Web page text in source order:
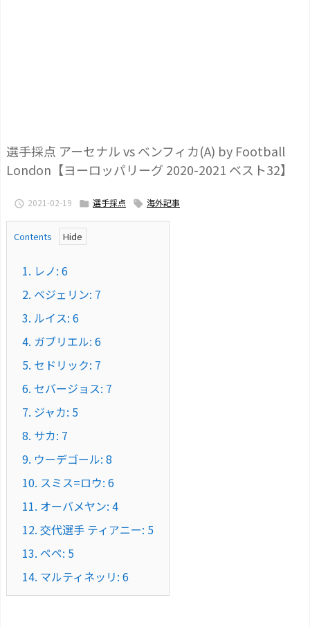
選手採点 アーセナル vs ベンフィカ(A) by Football
London【ヨーロッパリーグ 2020-2021 ベスト32】
 2021-02-19  選手採点  海外記事
Contents
1. レノ: 6
2. ベジェリン: 7
3. ルイス: 6
4. ガブリエル: 6
5. セドリック: 7
6. セバージョス: 7
7. ジャカ: 5
8. サカ: 7
9. ウーデゴール: 8
10. スミス=ロウ: 6
11. オーバメヤン: 4
12. 交代選手 ティアニー: 5
13. ペペ: 5
14. マルティネッリ: 6